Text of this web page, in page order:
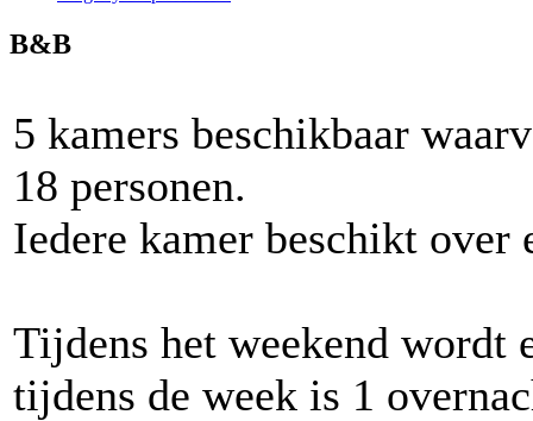
B&B
5 kamers beschikbaar
18 personen.
Iedere kamer beschikt over
Tijdens het weekend wordt
tijdens de week is 1